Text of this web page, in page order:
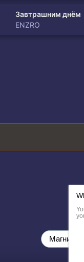
Завтрашним днём
ENZRO